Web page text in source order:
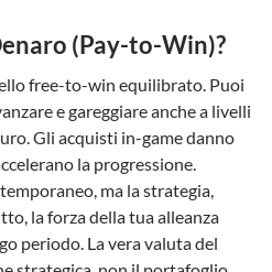
(Pay-to-Win)?
free-to-win equilibrato. Puoi
e gareggiare anche a livelli
Gli acquisti in-game danno
la progressione.
ma la strategia,
la forza della tua alleanza
periodo. La vera valuta del